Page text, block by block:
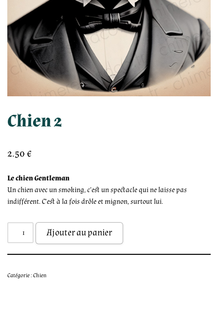
Chien 2
2.50€
Le chien Gentleman
Un chien avec un smoking, c’est un spectacle qui ne laisse pas
indifférent. C’est à la fois drôle et mignon, surtout lui.
Ajouter au panier
Catégorie :Chien